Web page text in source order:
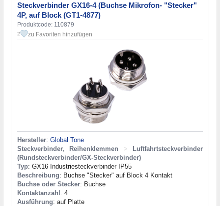
Steckverbinder GX16-4 (Buchse Mikrofon- "Stecker"
4P, auf Block (GT1-4877)
Produktcode: 110879
2 zu Favoriten hinzufügen
Hersteller: Global Tone
Steckverbinder, Reihenklemmen
>
Luftfahrtsteckverbinder
(Rundsteckverbinder/GX-Steckverbinder)
Typ: GX16 Industriesteckverbinder IP55
Beschreibung: Buchse "Stecker" auf Block 4 Kontakt
Buchse oder Stecker: Buchse
Kontaktanzahl : 4
Ausführung: auf Platte